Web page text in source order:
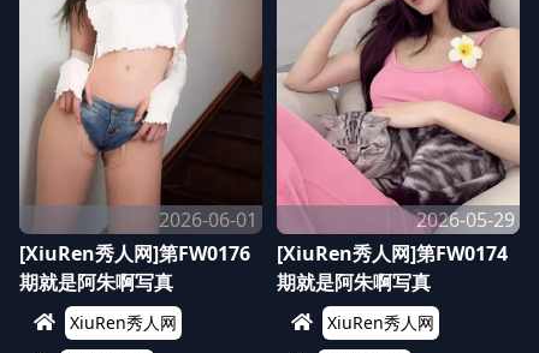
2026-06-01
[XiuRen秀人网]第FW0176
期就是阿朱啊写真
XiuRen秀人网
2026-05-29
[XiuRen秀人网]第FW0174
期就是阿朱啊写真
XiuRen秀人网